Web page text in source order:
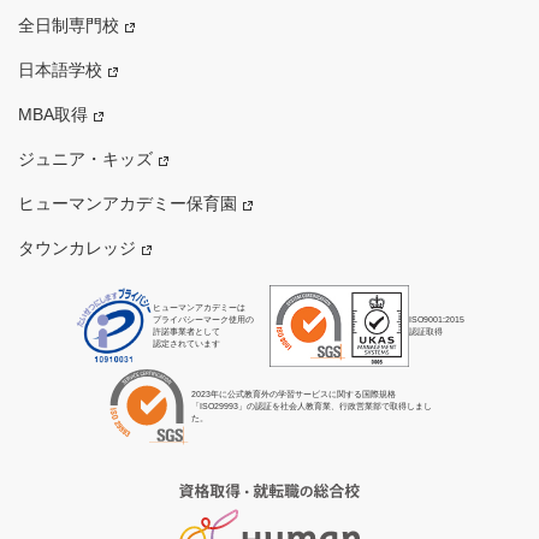
全日制専門校
日本語学校
MBA取得
ジュニア・キッズ
ヒューマンアカデミー保育園
タウンカレッジ
ヒューマンアカデミーは
プライバシーマーク使用の
許諾事業者として
認定されています
ISO9001:2015
認証取得
2023年に公式教育外の学習サービスに関する国際規格
「ISO29993」の認証を社会人教育業、行政営業部で取得しまし
た。